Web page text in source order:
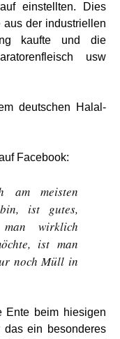
einstellten. Dies
aus der industriellen
kaufte und die
usw
deutschen Halal-
Facebook:
am meisten
ist gutes,
wirklich
ist man
noch Müll in
Ente beim hiesigen
das ein besonderes